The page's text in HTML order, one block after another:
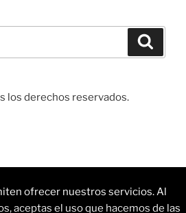
los derechos reservados.
electrónico
ofrecer nuestros servicios. Al
aceptas el uso que hacemos de las